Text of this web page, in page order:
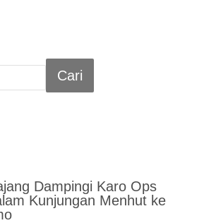
Cari
Dampingi Karo Ops
Kunjungan Menhut ke